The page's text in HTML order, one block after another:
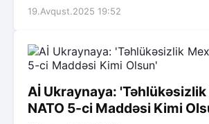
19.Avqust.2025 19:52
Aİ Ukraynaya:
NATO 5-ci Maddəsi Kimi